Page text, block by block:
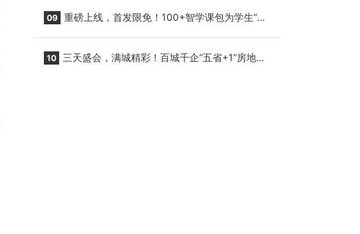
09 重磅上线，首发限免！100+智学课包为学生“精
10 三天盛会，满城精彩！百城千企“五省+1”房地产